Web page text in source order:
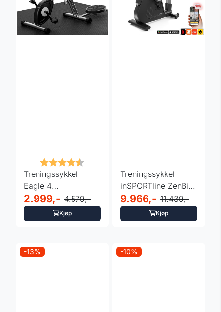
Karakter:
Treningssykkel
Eagle 4
pulssensorer app
kompatibel
2.999,- 4.579,-
Kjøp
Treningssykkel
inSPORTline ZenBike
600 - Netflix
9.966,- 11.439,-
Kjøp
-13% -10%